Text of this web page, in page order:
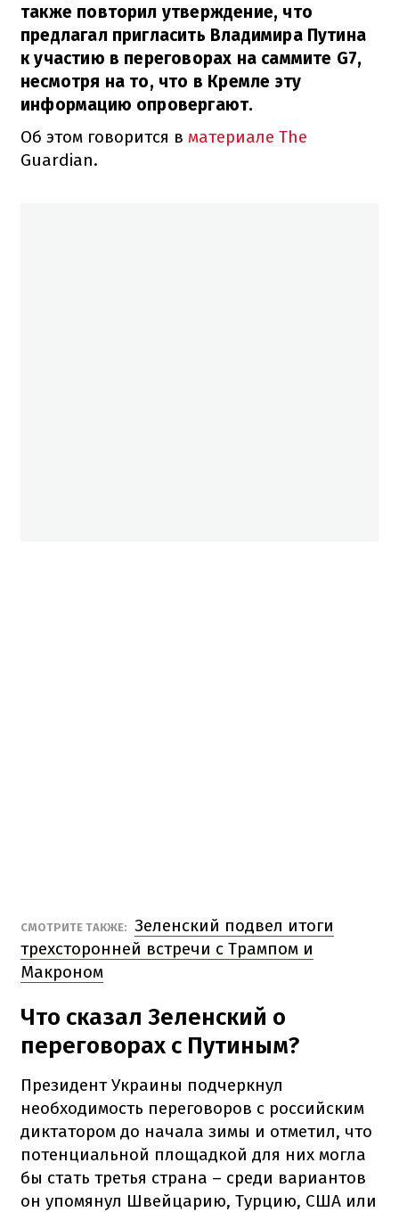
также повторил утверждение, что
предлагал пригласить Владимира Путина
к участию в переговорах на саммите G7,
несмотря на то, что в Кремле эту
информацию опровергают.
Об этом говорится в материале The
Guardian.
СМОТРИТЕ ТАКЖЕ: Зеленский подвел итоги
трехсторонней встречи с Трампом и
Макроном
Что сказал Зеленский о
переговорах с Путиным?
Президент Украины подчеркнул
необходимость переговоров с российским
диктатором до начала зимы и отметил, что
потенциальной площадкой для них могла
бы стать третья страна – среди вариантов
он упомянул Швейцарию, Турцию, США или